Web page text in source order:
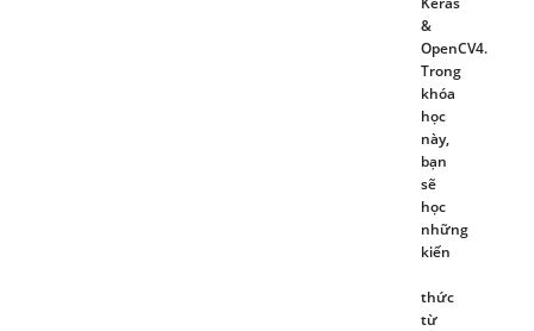
&
OpenCV4.
Trong
khóa
học
này,
bạn
sẽ
học
những
kiến
thức
từ